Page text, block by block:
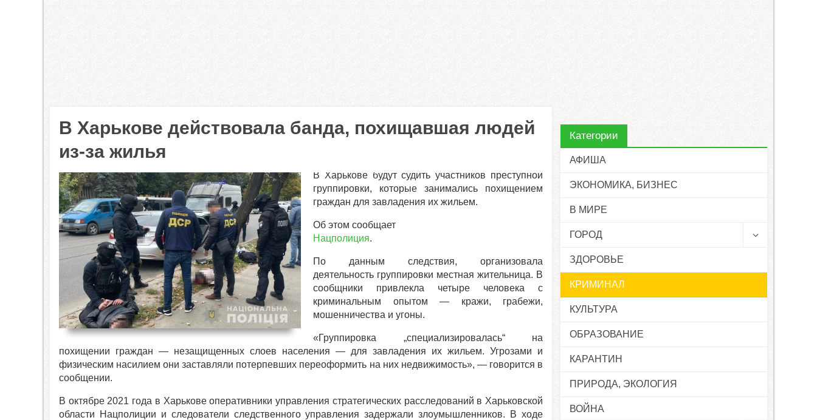
В Харькове действовала банда, похищавшая людей
из-за жилья
В Харькове будут судить участников преступной
группировки, которые занимались похищением
граждан для завладения их жильем.
Об этом сообщает
Нацполиция.
По данным следствия, организовала
деятельность группировки местная жительница. В
сообщники привлекла четыре человека с
криминальным опытом — кражи, грабежи,
мошенничества и угоны.
«Группировка „специализировалась“ на
похищении граждан — незащищенных слоев населения — для завладения их жильем. Угрозами и
физическим насилием они заставляли потерпевших переоформить на них недвижимость», — говорится в
сообщении.
В октябре 2021 года в Харькове оперативники управления стратегических расследований в Харьковской
области Нацполиции и следователи следственного управления задержали злоумышленников. В ходе
Категории
АФИША
ЭКОНОМИКА, БИЗНЕС
В МИРЕ
ГОРОД
ЗДОРОВЬЕ
КРИМИНАЛ
КУЛЬТУРА
ОБРАЗОВАНИЕ
КАРАНТИН
ПРИРОДА, ЭКОЛОГИЯ
ВОЙНА